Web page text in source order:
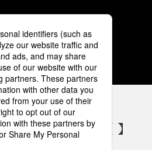
3 4 5
気設備 SNSアカウント